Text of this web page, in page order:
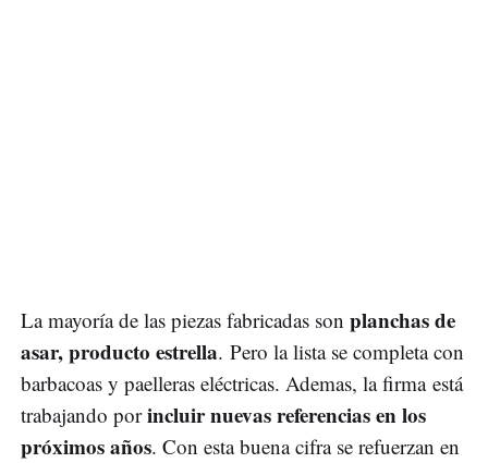
La mayoría de las piezas fabricadas son planchas de
asar, producto estrella. Pero la lista se completa con
barbacoas y paelleras eléctricas. Ademas, la firma está
trabajando porincluir nuevas referencias en los
próximos años. Con esta buena cifra se refuerzan en